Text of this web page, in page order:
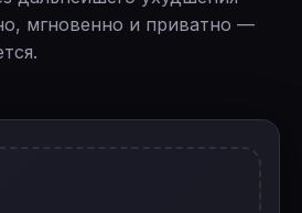
体中文
мгновенно и приватно —